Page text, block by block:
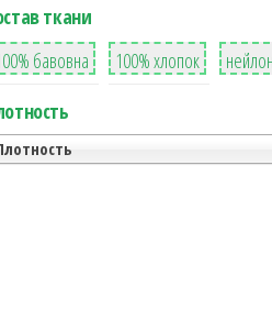
ткани
8
бавовна
36
100% хлопок
2
нейлон